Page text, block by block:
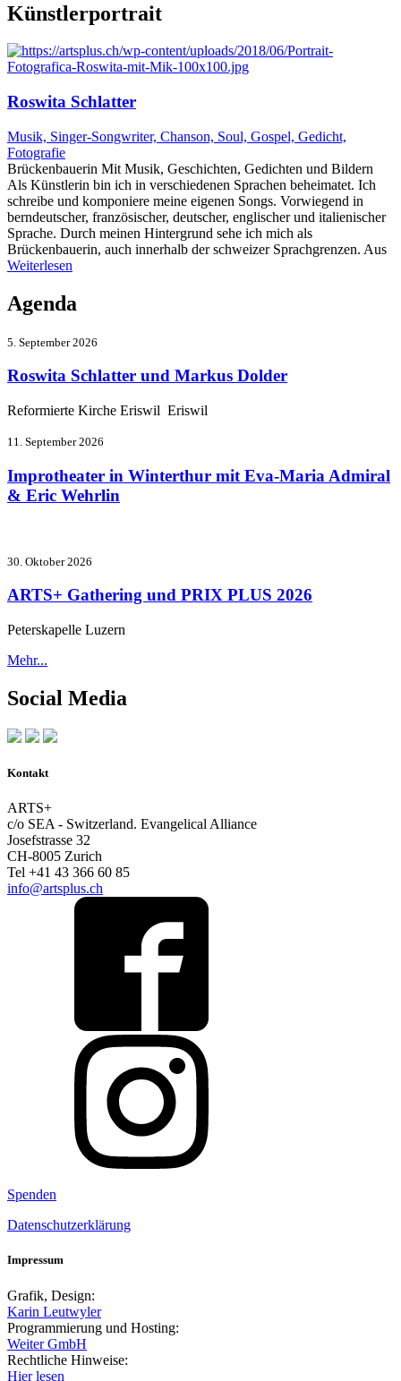
Künstlerportrait
Roswita Schlatter
Musik, Singer-Songwriter, Chanson, Soul, Gospel, Gedicht,
Fotografie
Brückenbauerin Mit Musik, Geschichten, Gedichten und Bildern
Als Künstlerin bin ich in verschiedenen Sprachen beheimatet. Ich
schreibe und komponiere meine eigenen Songs. Vorwiegend in
berndeutscher, französischer, deutscher, englischer und italienischer
Sprache. Durch meinen Hintergrund sehe ich mich als
Brückenbauerin, auch innerhalb der schweizer Sprachgrenzen. Aus
Weiterlesen
Agenda
5. September 2026
Roswita Schlatter und Markus Dolder
Reformierte Kirche Eriswil Eriswil
11. September 2026
Improtheater in Winterthur mit Eva-Maria Admiral
& Eric Wehrlin
30. Oktober 2026
ARTS+ Gathering und PRIX PLUS 2026
Peterskapelle Luzern
Mehr...
Social Media
Kontakt
ARTS+
c/o SEA - Switzerland. Evangelical Alliance
Josefstrasse 32
CH-8005 Zurich
Tel +41 43 366 60 85
info@artsplus.ch
Spenden
Datenschutzerklärung
Impressum
Grafik, Design:
Karin Leutwyler
Programmierung und Hosting:
Weiter GmbH
Rechtliche Hinweise:
Hier lesen